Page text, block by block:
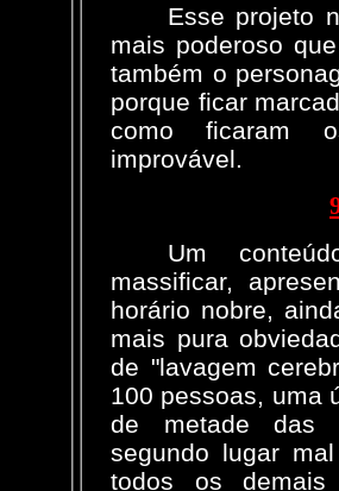
Esse projeto
mais poderoso
também o
porque ficar
como ficaram
improvável.
Um
massificar,
horário nobre,
mais pura
de "lavagem
100 pessoas, uma
de metade das
segundo lugar
todos os